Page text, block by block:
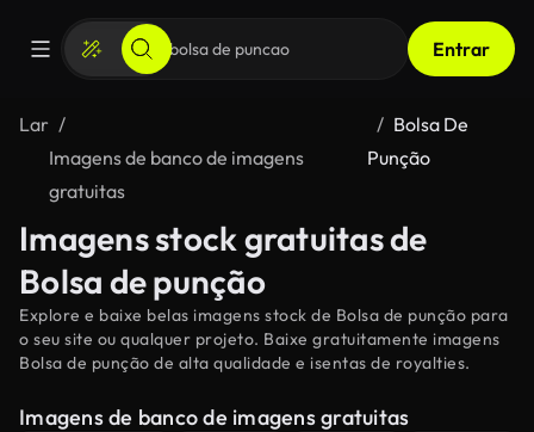
Entrar
Lar
Imagens de banco de imagens
gratuitas
Bolsa De
Punção
Imagens stock gratuitas de
Bolsa de punção
Explore e baixe belas imagens stock de Bolsa de punção para
o seu site ou qualquer projeto. Baixe gratuitamente imagens
Bolsa de punção de alta qualidade e isentas de royalties.
Imagens de banco de imagens gratuitas